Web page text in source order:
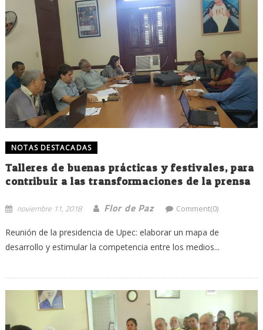
NOTAS DESTACADAS
Talleres de buenas prácticas y festivales, para
contribuir a las transformaciones de la prensa
noviembre 11, 2018 Flor de Paz Comment(0)
Reunión de la presidencia de Upec: elaborar un mapa de
desarrollo y estimular la competencia entre los medios...